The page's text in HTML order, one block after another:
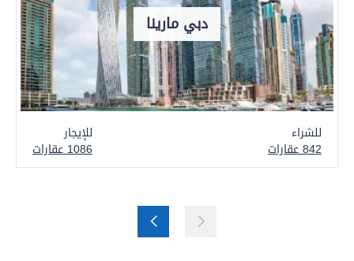
دبي مارينا
للشراء
842 عقارات
للإيجار
1086 عقارات